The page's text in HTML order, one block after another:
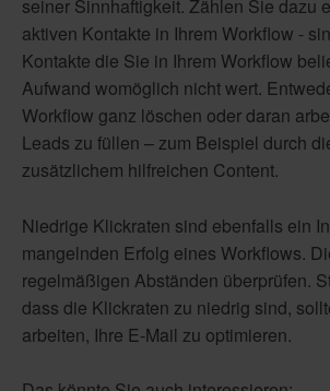
seiner Sinnhaftigkeit. Zählen Sie dazu
aktiven Kontakte in Ihrem Workflow -
Kontakte die Sie in Ihrem Workflow
Aufwand womöglich nicht wert.
Workflow ganz löschen oder daran
Leads zu füllen – zum Beispiel durch
zusätzlichem hilfreichen Content.
Niedrige Klickraten sind ebenfalls ein
mangelnden Erfolg eines Workflows.
regelmäßigen Abständen überprüfen.
dass die Klickraten zu niedrig sind,
arbeiten, Ihre E-Mail zu optimieren.